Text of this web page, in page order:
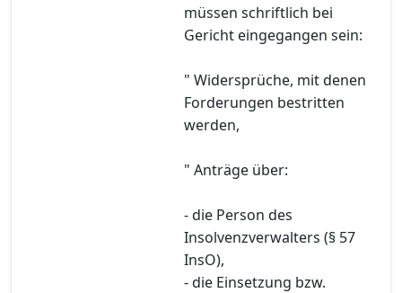
müssen schriftlich bei
Gericht eingegangen sein:
" Widersprüche, mit denen
Forderungen bestritten
werden,
" Anträge über:
- die Person des
Insolvenzverwalters (§ 57
InsO),
- die Einsetzung bzw.